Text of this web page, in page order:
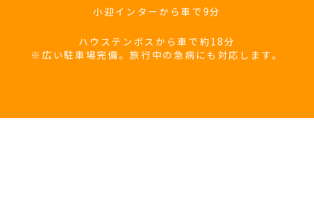
小迎インターから車で9分
ハウステンボスから車で約18分
※広い駐車場完備。旅行中の急病にも対応します。